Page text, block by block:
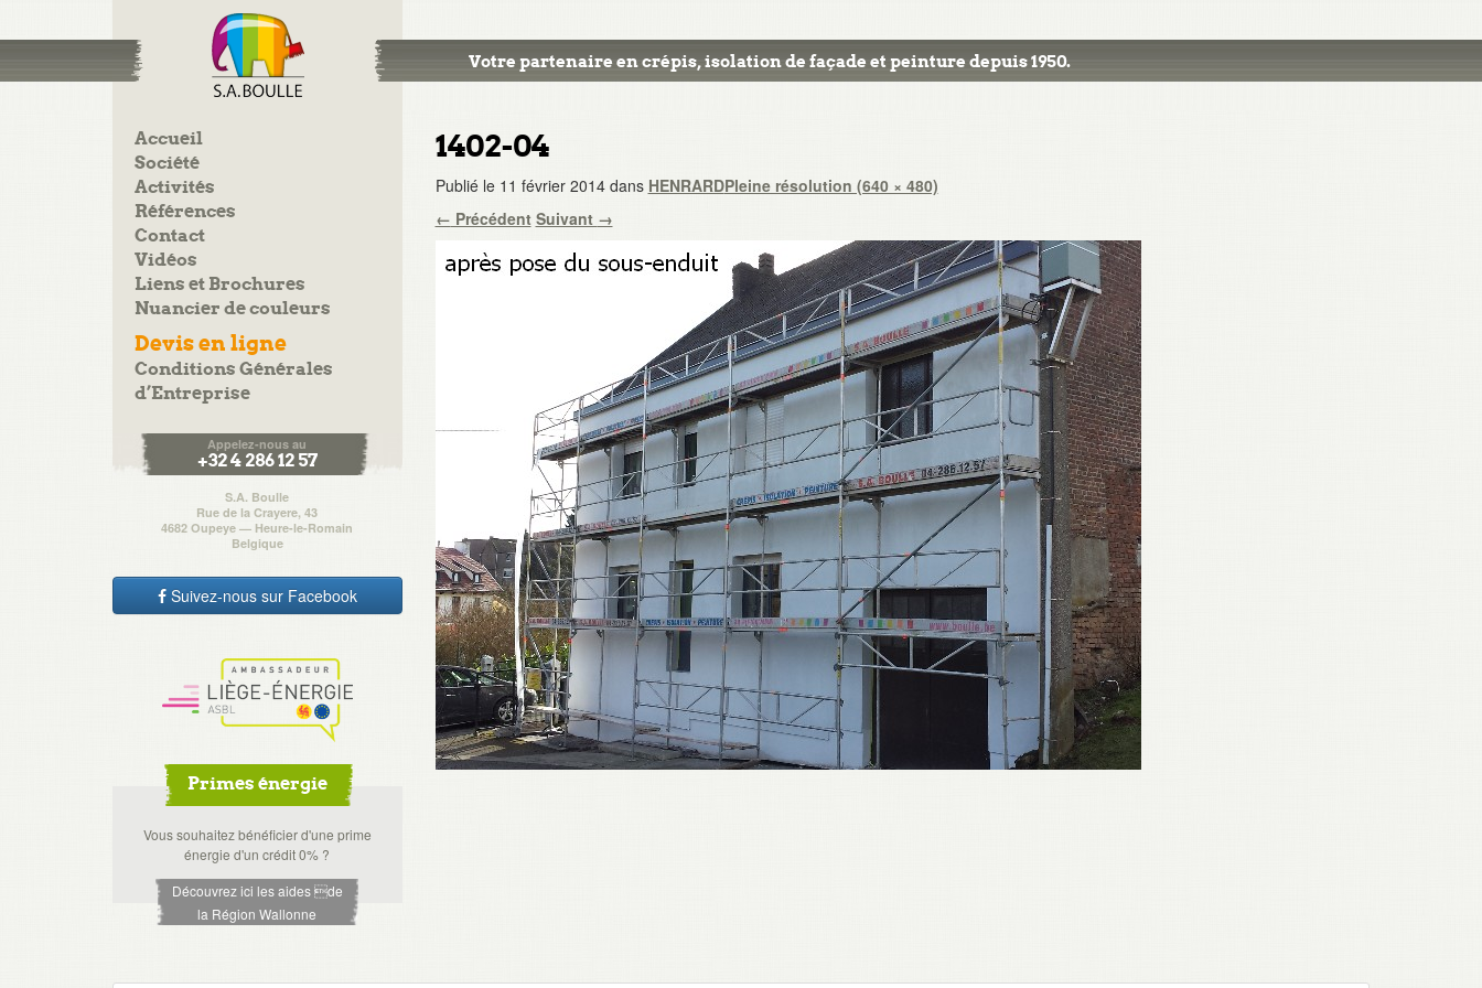
Votre partenaire en crépis, isolation de façade et peinture depuis 1950.
Accueil
Société
Activités
Références
Contact
Vidéos
Liens et Brochures
Nuancier de couleurs
Devis en ligne
Conditions Générales
d’Entreprise
Appelez-nous au
+32 4 286 12 57
S.A. Boulle
Rue de la Crayere, 43
4682 Oupeye — Heure-le-Romain
Belgique
Suivez-nous sur Facebook
Primes énergie
Vous souhaitez bénéficier d'une prime
énergie d'un crédit 0% ?
Découvrez ici les aides de
la Région Wallonne
1402-04
Publié le 11 février 2014dans HENRARDPleine résolution (640 × 480)
← Précédent Suivant →